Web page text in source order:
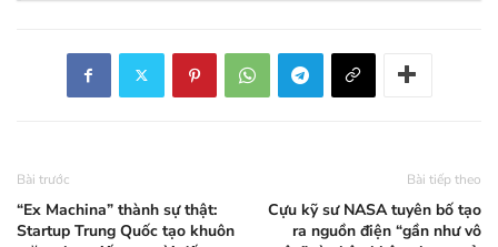
Bài trước
“Ex Machina” thành sự thật:
Startup Trung Quốc tạo khuôn
Bài tiếp theo
Cựu kỹ sư NASA tuyên bố tạo
ra nguồn điện “gần như vô